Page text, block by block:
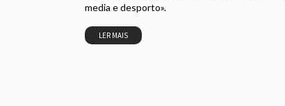
media e desporto».
LER MAIS